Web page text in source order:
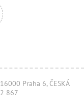
Praha 6, ČESKÁ
867